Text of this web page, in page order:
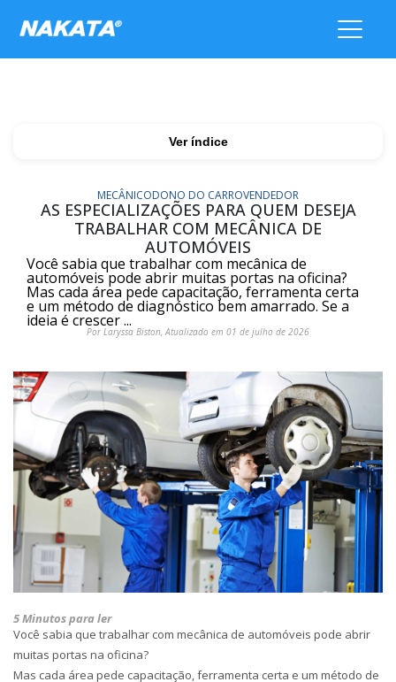
Ver índice
MECÂNICODONO DO CARROVENDEDOR
AS ESPECIALIZAÇÕES PARA QUEM DESEJA
TRABALHAR COM MECÂNICA DE
AUTOMÓVEIS
Você sabia que trabalhar com mecânica de
automóveis pode abrir muitas portas na oficina?
Mas cada área pede capacitação, ferramenta certa
e um método de diagnóstico bem amarrado. Se a
ideia é crescer ...
Por Laryssa Biston, Atualizado em 01 de julho de 2026
5 Minutos para ler
Você sabia que trabalhar com mecânica de automóveis pode abrir
muitas portas na oficina?
Mas cada área pede capacitação, ferramenta certa e um método de